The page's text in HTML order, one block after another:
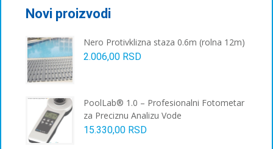
изабране
на
производа.
Novi proizvodi
Nero Protivklizna staza 0.6m (rolna 12m)
2.006,00 RSD
PoolLab® 1.0 – Profesionalni Fotometar
za Preciznu Analizu Vode
15.330,00 RSD